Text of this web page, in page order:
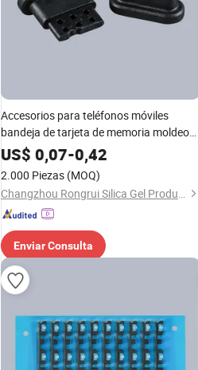
Accesorios para teléfonos móviles
bandeja de tarjeta de memoria moldeo
por inyección de plástico
US$ 0,07-0,42
2.000 Piezas (MOQ)
Changzhou Rongrui Silica Gel Production Co., Ltd.
Enviar Consulta